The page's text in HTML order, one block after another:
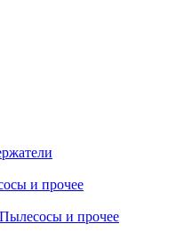
и прочее
и прочее